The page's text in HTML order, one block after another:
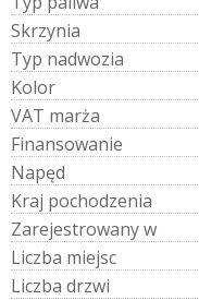
Skrzynia
Typ nadwozia
Kolor
VAT marża
Finansowanie
Napęd
Kraj pochodzenia
Zarejestrowanyw
Liczba miejsc
Liczba drzwi